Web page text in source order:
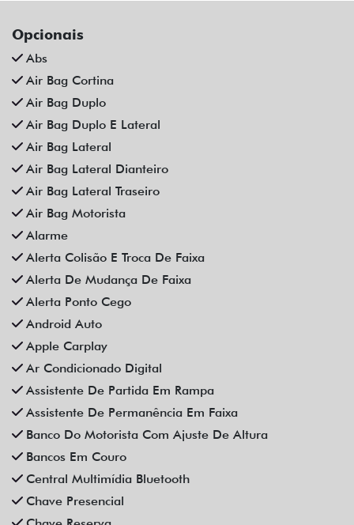
Opcionais
Abs
Air Bag Cortina
Air Bag Duplo
Air Bag Duplo E Lateral
Air Bag Lateral
Air Bag Lateral Dianteiro
Air Bag Lateral Traseiro
Air Bag Motorista
Alarme
Alerta Colisão E Troca De Faixa
Alerta De Mudança De Faixa
Alerta Ponto Cego
Android Auto
Apple Carplay
Ar Condicionado Digital
Assistente De Partida Em Rampa
Assistente De Permanência Em Faixa
Banco Do Motorista Com Ajuste De Altura
Bancos Em Couro
Central Multimídia Bluetooth
Chave Presencial